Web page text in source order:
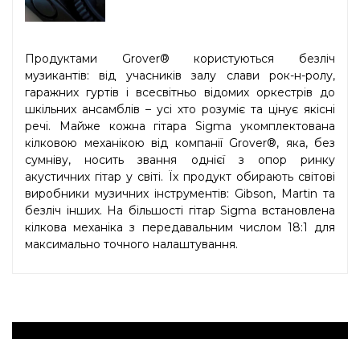
Продуктами Grover® користуються безліч
музикантів: від учасників залу слави рок-н-ролу,
гаражних гуртів і всесвітньо відомих оркестрів до
шкільних ансамблів – усі хто розуміє та цінує якісні
речі. Майже кожна гітара Sigma укомплектована
кілковою механікою від компанії Grover®, яка, без
сумніву, носить звання однієї з опор ринку
акустичних гітар у світі. Їх продукт обирають світові
виробники музичних інструментів: Gibson, Martin та
безліч інших. На більшості гітар Sigma встановлена
кілкова механіка з передавальним числом 18:1 для
максимально точного налаштування.